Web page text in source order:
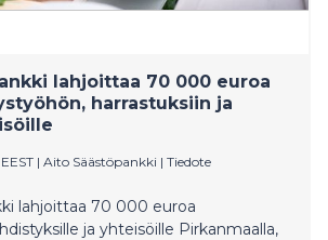
lahjoittaa 70 000 euroa
harrastuksiin ja
| Aito Säästöpankki | Tiedote
lahjoittaa 70 000 euroa
ja yhteisöille Pirkanmaalla,